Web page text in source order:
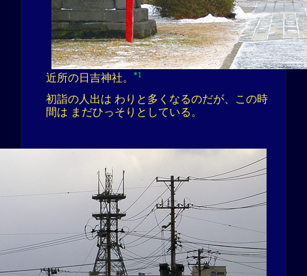
近所の日吉神社。 *1
初詣の人出は わりと多くなるのだが、この時
間は まだひっそりとしている。